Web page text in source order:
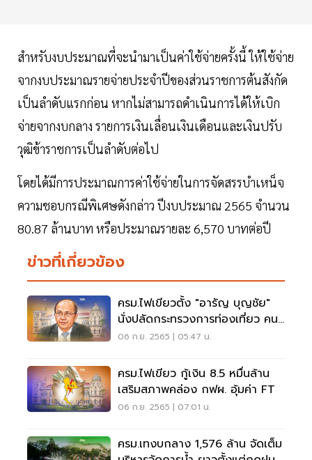
สำหรับงบประมาณที่จะนำมาเป็นค่าใช้จ่ายครั้งนี้ ให้ใช้จ่าย
จากงบประมาณรายจ่ายประจำปีของส่วนราชการต้นสังกัด
เป็นลำดับแรกก่อน หากไม่สามารถดำเนินการได้ให้เบิก
จ่ายจากงบกลาง รายการเงินเลื่อนเงินเดือนและเงินปรับ
วุฒิข้าราชการเป็นลำดับต่อไป
โดยได้มีการประมาณการค่าใช้จ่ายในการจัดสรรบำเหน็จ
ความชอบกรณีพิเศษดังกล่าว ปีงบประมาณ 2565 จำนวน
80.87 ล้านบาท หรือประมาณรายละ 6,570 บาทต่อปี
ข่าวที่เกี่ยวข้อง
ครม.ไฟเขียวตั้ง "อารัญ บุญชัย"
นั่งปลัดกระทรวงการท่องเที่ยว คน
ใหม่
06 ก.ย. 2565 | 05:47 น.
ครม.ไฟเขียว กู้เงิน 8.5 หมื่นล้าน
เสริมสภาพคล่อง กฟผ. อุ้มค่า FT
06 ก.ย. 2565 | 07:01 น.
ครม.เทงบกลาง 1,576 ล้าน จัดเต็ม